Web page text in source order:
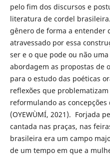
pelo fim dos discursos e
literatura de cordel
gênero de forma a entender
atravessado por essa
ser e o que pode ou não
abordagem as propostas de
para o estudo das poéticas
reflexões que
reformulando as
(OYEWÙMÍ, 2021). Forjada
cantada nas praças, nas
brasileira era um campo
de um tempo em que a